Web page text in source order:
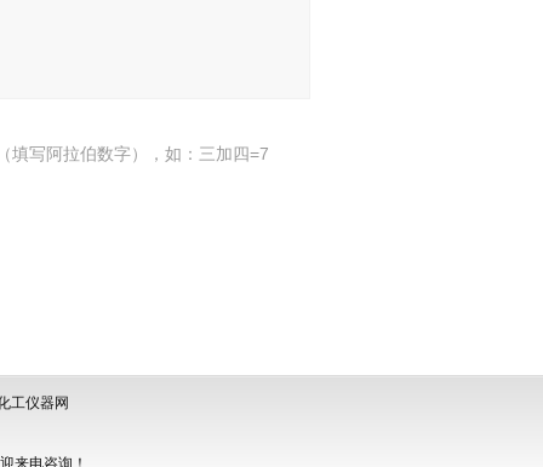
填写阿拉伯数字），如：三加四=7
工仪器网
来电咨询！